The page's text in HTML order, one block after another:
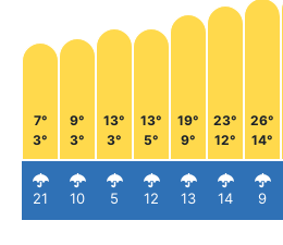
7°
3°
21
9°
3°
10
13°
3°
5
13°
5°
12
19°
9°
13
23°
12°
14
26°
14°
9